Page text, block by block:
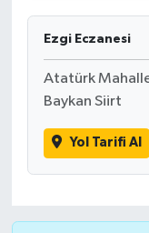
Ezgi Eczanesi
Atatürk
Baykan Siirt
Yol Tarifi Al